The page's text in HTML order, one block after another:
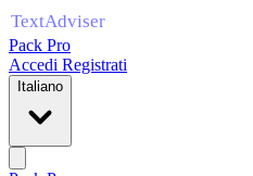
Pack Pro
Accedi Registrati
Italiano